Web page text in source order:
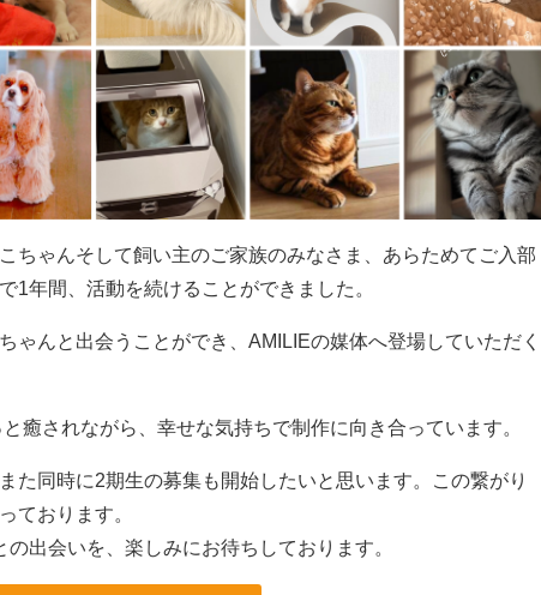
ちゃんそして飼い主のご家族のみなさま、あらためてご入部
1年間、活動を続けることができました。
ゃんと出会うことができ、AMILIEの媒体へ登場していただく
癒されながら、幸せな気持ちで制作に向き合っています。
た同時に2期生の募集も開始したいと思います。この繋がり
ております。
出会いを、楽しみにお待ちしております。